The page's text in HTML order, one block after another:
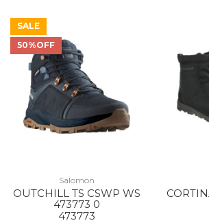
SALE
50%OFF
Salomon
OUTCHILL TS CSWP WS
473773 0
473773